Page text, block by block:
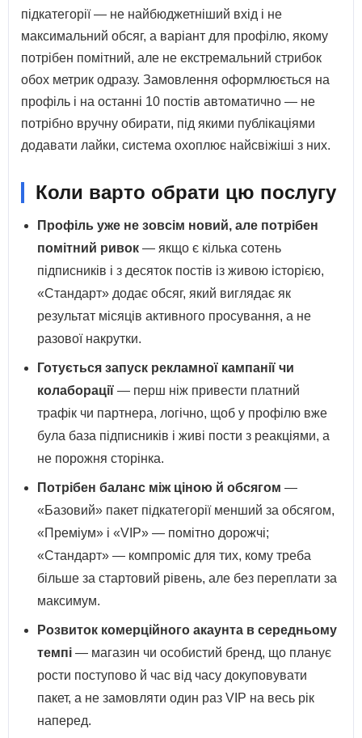
підкатегорії — не найбюджетніший вхід і не
максимальний обсяг, а варіант для профілю, якому
потрібен помітний, але не екстремальний стрибок
обох метрик одразу. Замовлення оформлюється на
профіль і на останні 10 постів автоматично — не
потрібно вручну обирати, під якими публікаціями
додавати лайки, система охоплює найсвіжіші з них.
Коли варто обрати цю послугу
Профіль уже не зовсім новий, але потрібен
помітний ривок — якщо є кілька сотень
підписників і з десяток постів із живою історією,
«Стандарт» додає обсяг, який виглядає як
результат місяців активного просування, а не
разової накрутки.
Готується запуск рекламної кампанії чи
колаборації — перш ніж привести платний
трафік чи партнера, логічно, щоб у профілю вже
була база підписників і живі пости з реакціями, а
не порожня сторінка.
Потрібен баланс між ціною й обсягом —
«Базовий» пакет підкатегорії менший за обсягом,
«Преміум» і «VIP» — помітно дорожчі;
«Стандарт» — компроміс для тих, кому треба
більше за стартовий рівень, але без переплати за
максимум.
Розвиток комерційного акаунта в середньому
темпі — магазин чи особистий бренд, що планує
рости поступово й час від часу докуповувати
пакет, а не замовляти один раз VIP на весь рік
наперед.